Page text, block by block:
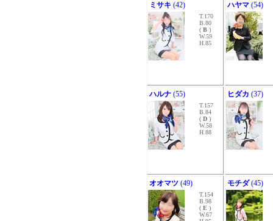
ミサキ (42)
T.170
B.80
( B )
W.59
H.85
ハヤマ (54)
ハルナ (55)
T.157
B.84
( D )
W.58
H.88
ヒダカ (37)
オオマツ (49)
T.154
B.98
( E )
W.67
モチダ(45)